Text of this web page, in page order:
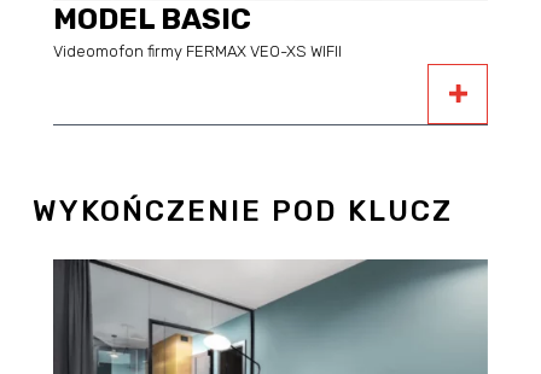
MODEL BASIC
Videomofon firmy FERMAX VEO-XS WIFII
WYKOŃCZENIE POD KLUCZ